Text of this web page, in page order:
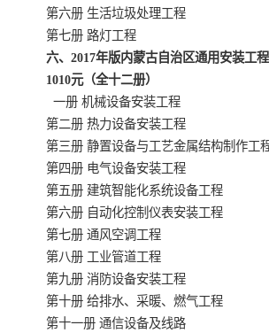
第六册 生活垃圾处理工程
第七册 路灯工程
六、2017年版内蒙古自治区通用安装工程
1010元（全十二册）
一册 机械设备安装工程
第二册 热力设备安装工程
第三册 静置设备与工艺金属结构制作工
第四册 电气设备安装工程
第五册 建筑智能化系统设备工程
第六册 自动化控制仪表安装工程
第七册 通风空调工程
第八册 工业管道工程
第九册 消防设备安装工程
第十册 给排水、采暖、燃气工程
第十一册 通信设备及线路
江苏省建设工程计价定额
四川省清单定额
云南省建设工程预算定额
陕西省水利工程概预算定 宁夏建
冶金工业建设工程概算定 河北省
天津建设工程预算定额
广东省水利水电概预算定